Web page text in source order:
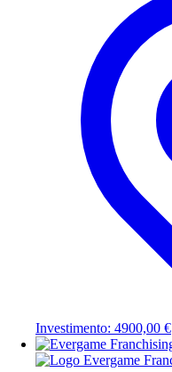
Investimento: 4900,00 €